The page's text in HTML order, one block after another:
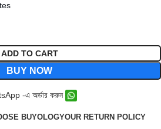
ADD TO CART
BUY NOW
-এ অর্ডার করুন
BUYOLOGYOUR RETURN POLICY